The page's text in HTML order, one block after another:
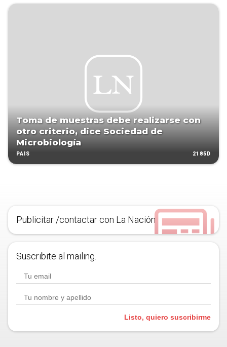
Toma de muestras debe realizarse con
otro criterio, dice Sociedad de
Microbiología
PAÍS 2185D
Publicitar /contactar con La Nación
Suscribite al mailing.
Listo, quiero suscribirme